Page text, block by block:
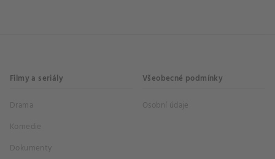
Filmy a seriály
Drama
Komedie
Dokumenty
Všeobecné podmínky
Osobní údaje